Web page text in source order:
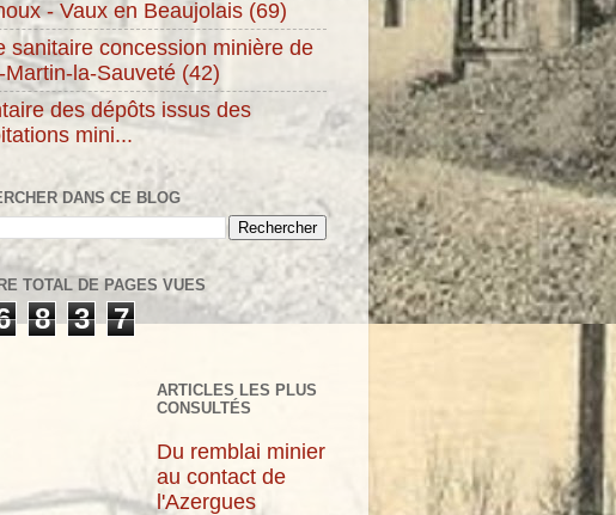
- Vaux en Beaujolais (69)
sanitaire concession minière de
Martin-la-Sauveté (42)
des dépôts issus des
mini...
DANS CE BLOG
TOTAL DE PAGES VUES
8 3 7
ARTICLES LES PLUS
CONSULTÉS
Du remblai minier
au contact de
l'Azergues